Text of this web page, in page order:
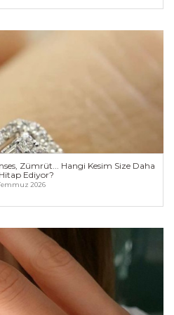
Prenses, Zümrüt... Hangi
Ediyor?
Prenses, Zümrüt...
Hitap Ediyor? 💍✨ Hey
forum-post/pirlanta-
Zümrüt... Hangi Kesim Size Daha
Ediyor?
2026